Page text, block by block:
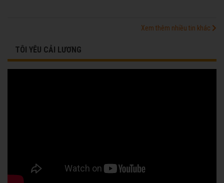
Xem thêm nhiều tin khác
TÔI YÊU CẢI LƯƠNG